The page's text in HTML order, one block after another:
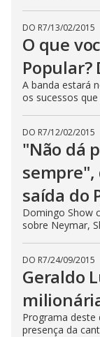
DO R7/13/02/2015
O que
Popular?
A banda estará
os sucessos
DO R7/12/02/2015
"Não dá
sempre",
saída do
Domingo Show
sobre Neymar,
DO R7/24/09/2015
Geraldo
Programa
presença da